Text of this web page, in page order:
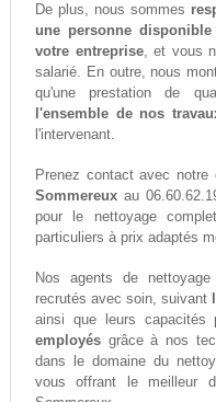
De plus, nous sommes
une personne
votre entreprise, et vous
salarié. En outre, nous
qu'une prestation de
l'ensemble de nos
l'intervenant.
Prenez contact avec notre
Sommereuxau
pour le nettoyage
particuliers à prix adaptés
Nos agents de
recrutés avec soin, suivant
ainsi que leurs capacités
employésgrâce à nos
dans le domaine du
vous offrant le meilleur